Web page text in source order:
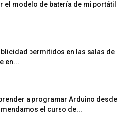
el modelo de batería de mi portátil
permitidos en las salas de
en...
a programar Arduino desde
el curso de...